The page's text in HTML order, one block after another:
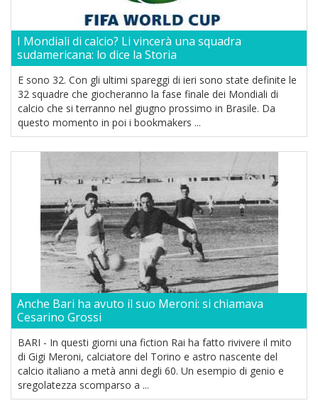
I Mondiali di calcio? Li vincerà una squadra
sudamericana: lo dice la Storia
E sono 32. Con gli ultimi spareggi di ieri sono state definite le
32 squadre che giocheranno la fase finale dei Mondiali di
calcio che si terranno nel giugno prossimo in Brasile. Da
questo momento in poi i bookmakers ...
Anche Bari ha avuto il suo Meroni: si chiamava
Cesarino Grossi
BARI - In questi giorni una fiction Rai ha fatto rivivere il mito
di Gigi Meroni, calciatore del Torino e astro nascente del
calcio italiano a metà anni degli 60. Un esempio di genio e
sregolatezza scomparso a ...